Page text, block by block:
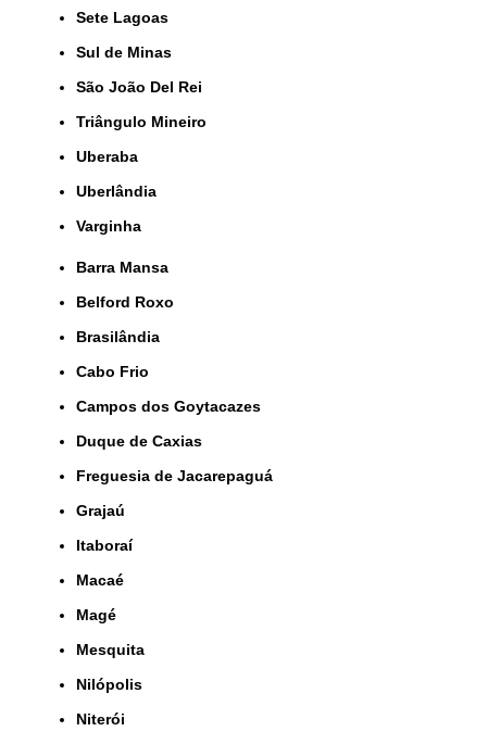
Sete Lagoas
Sul de Minas
São João Del Rei
Triângulo Mineiro
Uberaba
Uberlândia
Varginha
Barra Mansa
Belford Roxo
Brasilândia
Cabo Frio
Campos dos Goytacazes
Duque de Caxias
Freguesia de Jacarepaguá
Grajaú
Itaboraí
Macaé
Magé
Mesquita
Nilópolis
Niterói